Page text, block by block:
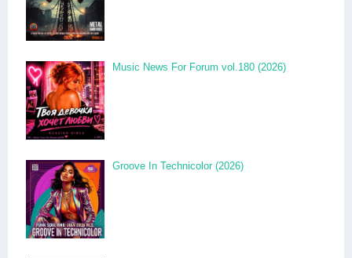
Music News For Forum vol.180 (2026)
Groove In Technicolor (2026)